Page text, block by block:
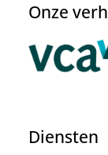
Onze
Diensten